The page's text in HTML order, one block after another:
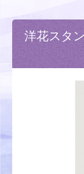
洋花スタ